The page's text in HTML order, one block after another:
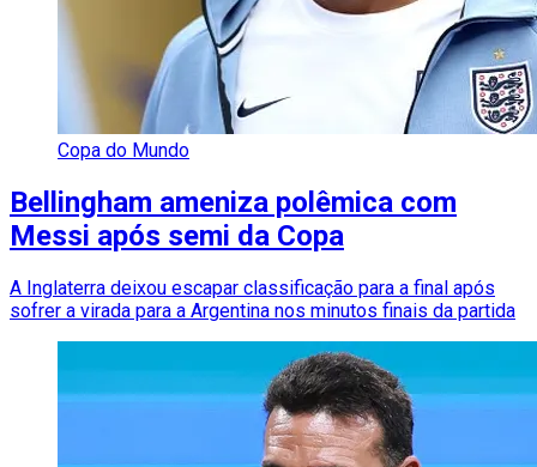
Copa do Mundo
Bellingham ameniza polêmica com
Messi após semi da Copa
A Inglaterra deixou escapar classificação para a final após
sofrer a virada para a Argentina nos minutos finais da partida